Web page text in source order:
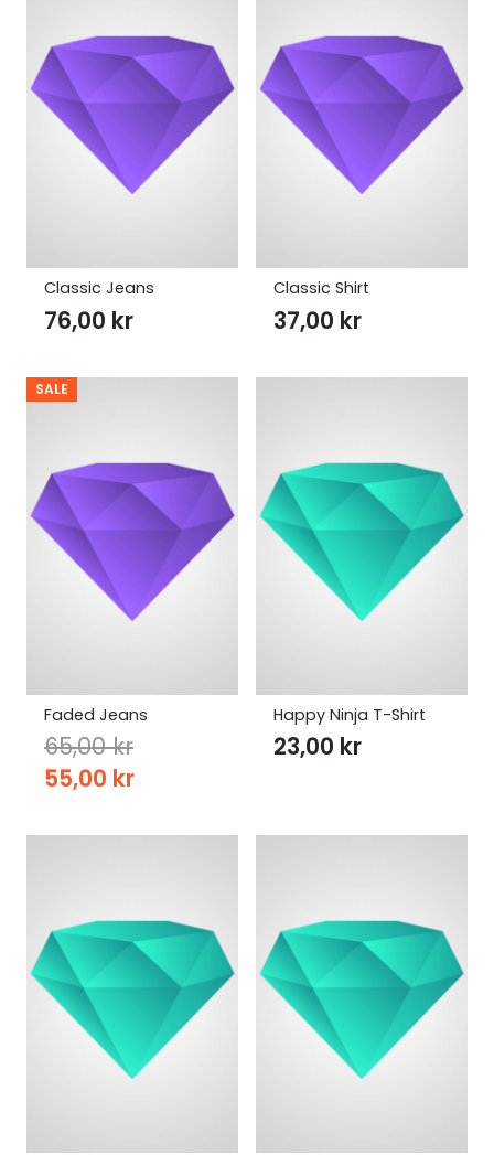
Classic Jeans
76,00 kr
Classic Shirt
37,00 kr
SALE
Faded Jeans
65,00kr
Original
was:
55,00 krCurrent
is:
Happy Ninja T-Shirt
23,00 kr